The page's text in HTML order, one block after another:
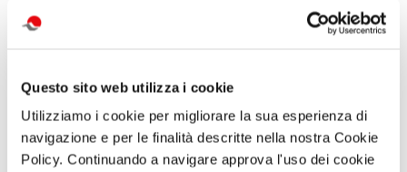
Questo sito web utilizza i cookie
Utilizziamo i cookie per migliorare la sua esperienza di
navigazione e per le finalità descritte nella nostra Cookie
Policy. Continuando a navigare approva l'uso dei cookie
attività correlate: